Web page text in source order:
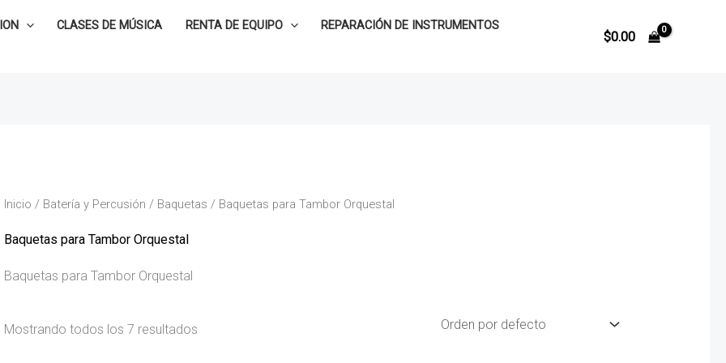
CLASES DE MÚSICA RENTA DE EQUIPO
REPARACIÓN DE INSTRUMENTOS
$0.00
Inicio / Batería y Percusión / Baquetas / Baquetas para Tambor Orquestal
Baquetas para Tambor Orquestal
Baquetas para Tambor Orquestal
Mostrando todos los 7 resultados